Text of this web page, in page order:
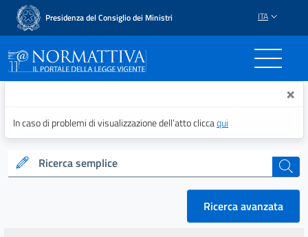
Presidenza del Consiglio dei Ministri ITA
Normattiva - Il portale ×
In caso di problemi di visualizzazione dell’atto cliccaqui
Ricerca semplice cerca
Ricerca avanzata